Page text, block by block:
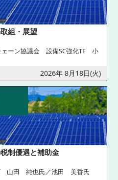
組・展望
ーン協議会 設備SC強化TF 小
2026年 8月18日(火)
制優遇と補助金
山田 純也氏／池田 美香氏